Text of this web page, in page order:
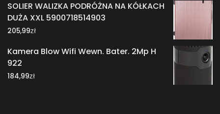
SOLIER WALIZKA PODRÓŻNA NA KÓŁKACH
DUŻA XXL 5900718514903
205,99zł
Kamera Blow Wifi Wewn. Bater. 2Mp H
922
184,99zł